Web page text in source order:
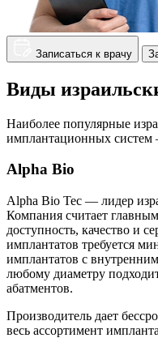
Записаться к врачу
Виды
Наиболее популярные
имплантационных
Alpha Bio
Alpha Bio Tec — лидер
Компания считает
доступность, качество и
имплантатов требуется
имплантатов с
любому диаметру
абатментов.
Производитель дает
весь ассортимент